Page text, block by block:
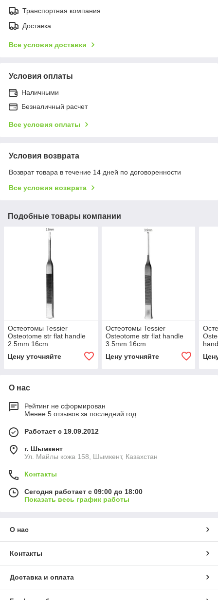
Транспортная компания
Доставка
Все условия доставки
Условия оплаты
Наличными
Безналичный расчет
Все условия оплаты
Условия возврата
Возврат товара в течение 14 дней по договоренности
Все условия возврата
Подобные товары компании
Остеотомы Tessier
Osteotome str flat handle
2.5mm 16cm
Цену уточняйте
Остеотомы Tessier
Osteotome str flat handle
3.5mm 16cm
Цену уточняйте
О нас
Рейтинг не сформирован
Менее 5 отзывов за последний год
Работает с 19.09.2012
г. Шымкент
Ул. Майлы кожа 158, Шымкент, Казахстан
Контакты
Сегодня работает с 09:00 до 18:00
Показать весь график работы
О нас
Контакты
Доставка и оплата